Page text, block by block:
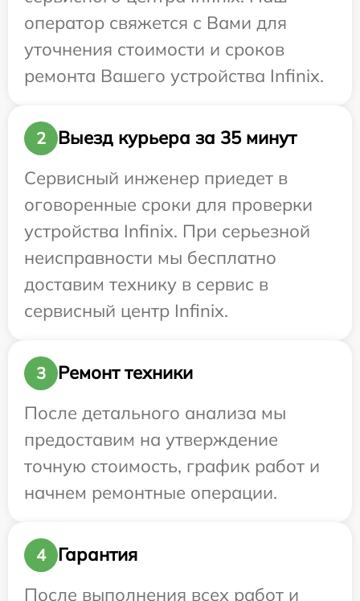
оператор свяжется с Вами для
уточнения стоимости и сроков
ремонта Вашего устройства Infinix.
2
Выезд курьера за 35 минут
Сервисный инженер приедет в
оговоренные сроки для проверки
устройства Infinix. При серьезной
неисправности мы бесплатно
доставим технику в сервис в
сервисный центр Infinix.
3
Ремонт техники
После детального анализа мы
предоставим на утверждение
точную стоимость, график работ и
начнем ремонтные операции.
4
Гарантия
После выполнения всех работ и